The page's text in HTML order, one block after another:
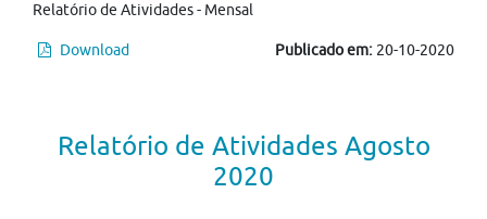
Relatório de Atividades - Mensal
Download Publicado em: 20-10-2020
Relatório de Atividades Agosto
2020